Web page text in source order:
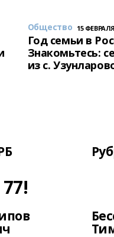
Общество 15 ФЕВРАЛЯ
Год семьи в
Знакомьтесь:
из с.